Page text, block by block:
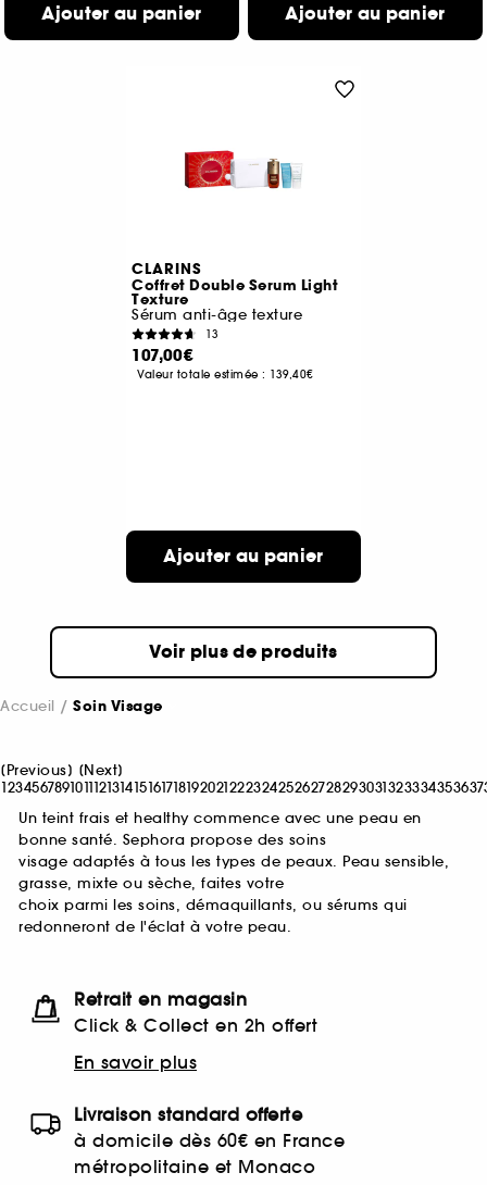
Ajouter au panier Ajouter au panier
CLARINS
Coffret Double Serum Light
Texture
Sérum anti-âge texture
13
107,00€
Valeur totale estimée : 139,40€
Ajouter au panier
Voir plus de produits
Accueil Soin Visage
[Previous] [Next]
12345678910111213141516171819202122232425262728293031323334353637
Un teint frais et healthy commence avec une peau en
bonne santé. Sephora propose des soins
visage adaptés à tous les types de peaux. Peau sensible,
grasse, mixte ou sèche, faites votre
choix parmi les soins, démaquillants, ou sérums qui
redonneront de l'éclat à votre peau.
Retrait en magasin
Click & Collect en 2h offert
En savoir plus
Livraison standard offerte
à domicile dès 60€ en France
métropolitaine et Monaco